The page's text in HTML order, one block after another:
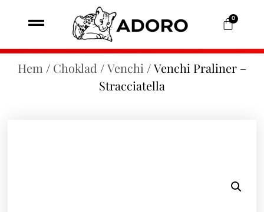
0
Hem / Choklad /Venchi / Venchi Praliner –
Stracciatella